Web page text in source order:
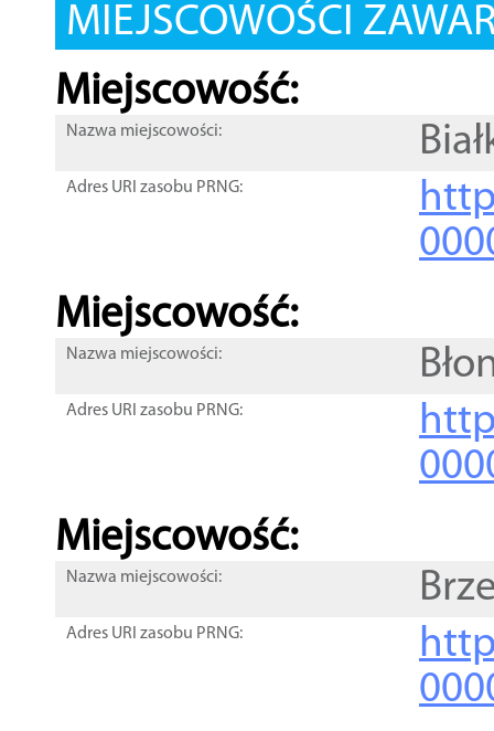
MIEJSCOWOŚCI
Miejscowość:
Nazwa miejscowości:
Adres URI zasobu PRNG:
Miejscowość:
Nazwa miejscowości:
Adres URI zasobu PRNG:
Miejscowość:
Nazwa miejscowości:
Adres URI zasobu PRNG: